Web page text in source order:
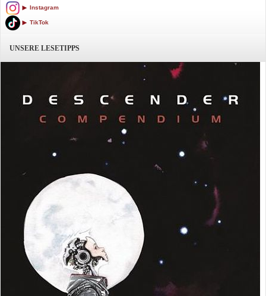
Instagram
TikTok
UNSERE LESETIPPS